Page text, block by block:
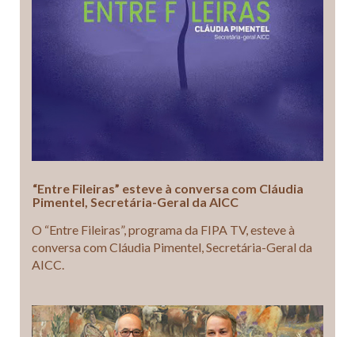
“Entre Fileiras” esteve à conversa com Cláudia
Pimentel, Secretária-Geral da AICC
O “Entre Fileiras”, programa da FIPA TV, esteve à
conversa com Cláudia Pimentel, Secretária-Geral da
AICC.